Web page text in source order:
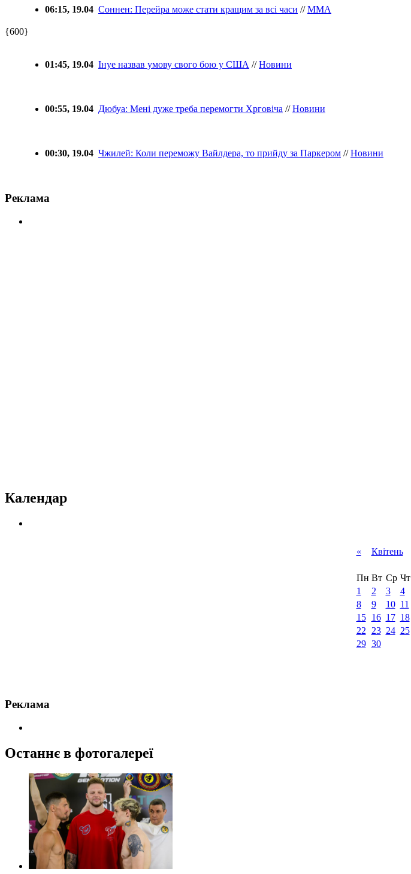
06:15, 19.04 Соннен: Перейра може стати кращим за всі часи //ММА
{600}
01:45, 19.04 Інуе назвав умову свого бою у США //Новини
00:55, 19.04 Дюбуа: Мені дуже треба перемогти Хрговіча //Новини
00:30, 19.04 Чжилей: Коли переможу Вайлдера, то прийду за Паркером //Новини
Реклама
Календар
« Квітень
Пн Вт Ср Чт
1
2 3 4
8
9 10 11
15
16 17 18
22
23 24 25
29 30
Реклама
Останнє в фотогалереї